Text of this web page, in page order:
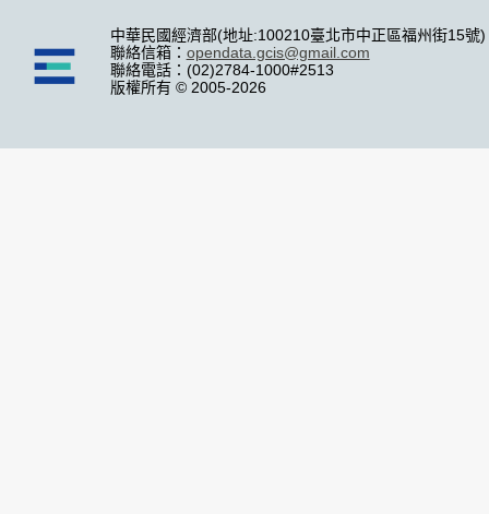
中華民國經濟部(地址:100210臺北市中正區福州街15號)
聯絡信箱： opendata.gcis@gmail.com
聯絡電話：(02)2784-1000#2513
版權所有 © 2005-2026